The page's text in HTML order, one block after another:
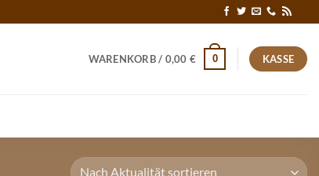
WARENKORB / 0,00 € 0 KASSE